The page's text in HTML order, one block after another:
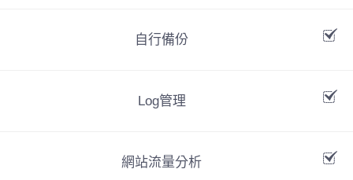
自行備份
Log管理
網站流量分析